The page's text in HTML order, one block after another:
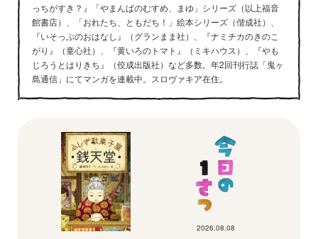
っちがすき？』「やまんばのむすめ、まゆ」シリーズ（以上福音
館書店）、「おれたち、ともだち！」絵本シリーズ（偕成社）、
『いそっぷのおはなし』（グランまま社）、『ナミチカのきのこ
がり』（童心社）、『黄いろのトマト』（ミキハウス）、『やも
じろうとはりきち』（佼成出版社）など多数。年2回刊行誌「鬼ヶ
島通信」にてマンガを連載中。スロヴァキア在住。
2026.08.08